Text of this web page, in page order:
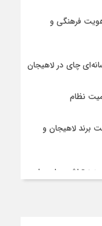
فرهنگی و
چای در لاهیجان
نظام
برند لاهیجان و
برای چای